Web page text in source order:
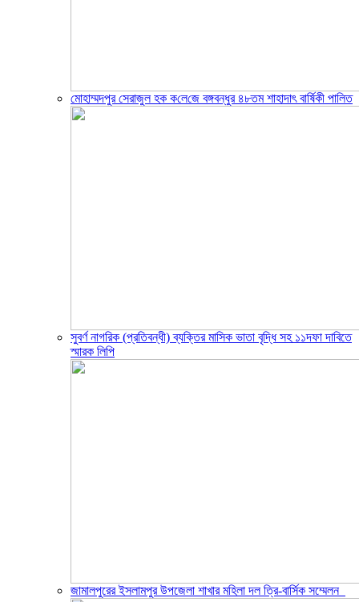
মোহাম্মদপুর সেরাজুল হক ক‌লে‌জে বঙ্গবন্ধুর ৪৮তম শাহাদাৎ বা‌র্ষিকী পা‌লিত
সুবর্ণ নাগরিক (প্রতিবন্ধী) ব্যক্তির মাসিক ভাতা বৃদ্ধি সহ ১১দফা দাবিতে
স্মারক লিপি
জামালপুরের ইসলামপুর উপজেলা শাখার মহিলা দল ত্রি-বার্সিক সম্মেলন